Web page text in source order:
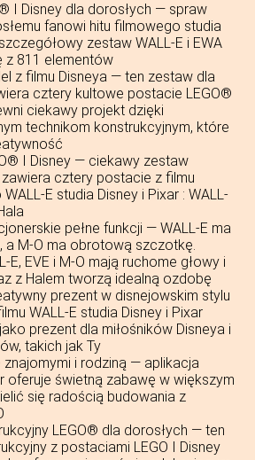
ǀ Disney dla dorosłych — spraw
fanowi hitu filmowego studia
zestaw WALL-E i EWA
z 811 elementów
z filmu Disneya — ten zestaw dla
cztery kultowe postacie LEGO®
ciekawy projekt dzięki
technikom konstrukcyjnym, które
ǀ Disney — ciekawy zestaw
cztery postacie z filmu
E studia Disney i Pixar : WALL-
pełne funkcji — WALL-E ma
a M-O ma obrotową szczotkę.
E, EVE i M-O mają ruchome głowy i
z Halem tworzą idealną ozdobę
prezent w disnejowskim stylu
WALL-E studia Disney i Pixar
prezent dla miłośników Disneya i
takich jak Ty
znajomymi i rodziną — aplikacja
oferuje świetną zabawę w większym
się radością budowania z
LEGO® dla dorosłych — ten
z postaciami LEGO ǀ Disney